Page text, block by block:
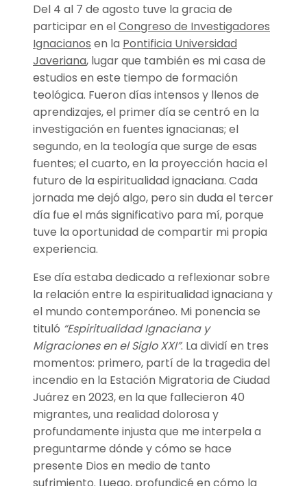
Del 4 al 7 de agosto tuve la gracia de
participar en elCongreso de Investigadores
Ignacianos en la Pontificia Universidad
Javeriana, lugar que también es mi casa de
estudios en este tiempo de formación
teológica. Fueron días intensos y llenos de
aprendizajes, el primer día se centró en la
investigación en fuentes ignacianas; el
segundo, en la teología que surge de esas
fuentes; el cuarto, en la proyección hacia el
futuro de la espiritualidad ignaciana. Cada
jornada me dejó algo, pero sin duda el tercer
día fue el más significativo para mí, porque
tuve la oportunidad de compartir mi propia
experiencia.
Ese día estaba dedicado a reflexionar sobre
la relación entre la espiritualidad ignaciana y
el mundo contemporáneo. Mi ponencia se
tituló “Espiritualidad Ignaciana y
Migraciones en el Siglo XXI”. La dividí en tres
momentos: primero, partí de la tragedia del
incendio en la Estación Migratoria de Ciudad
Juárez en 2023, en la que fallecieron 40
migrantes, una realidad dolorosa y
profundamente injusta que me interpela a
preguntarme dónde y cómo se hace
presente Dios en medio de tanto
sufrimiento. Luego, profundicé en cómo la